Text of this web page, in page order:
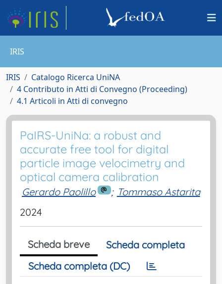
IRIS
IRIS
Catalogo Ricerca UniNA
4 Contributo in Atti di Convegno (Proceeding)
4.1 Articoli in Atti di convegno
PaIRS-UniNa: a robust and
accurate free tool for digital
particle image velocimetry and
optical camera calibration
Gerardo Paolillo ; Tommaso Astarita
2024
Scheda breve
Scheda completa
Scheda completa (DC)